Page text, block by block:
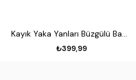
Kayık Yaka Yanları Büzgülü Badi Taş
₺399,99